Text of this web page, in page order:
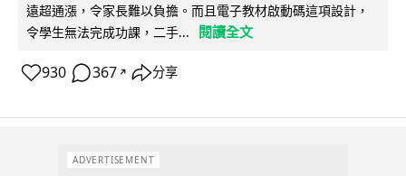
遠超通漲，令家長難以負擔。而且電子教材啟動碼這項設計，
令學生無法完成功課，二手...
閱讀全文
930 367 ↗ 分享
ADVERTISEMENT